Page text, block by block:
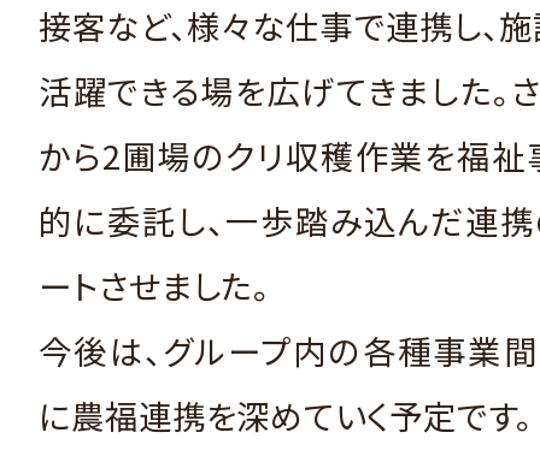
接客など、様々な仕事で連携し、
活躍できる場を広げてきました。
から2圃場のクリ収穫作業を福
的に委託し、一歩踏み込んだ連
ートさせました。
今後は、グループ内の各種事業
に農福連携を深めていく予定です。